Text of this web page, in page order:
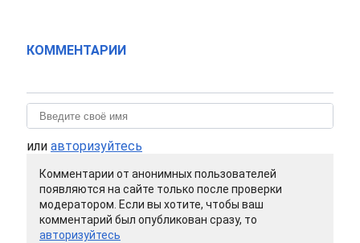
КОММЕНТАРИИ
или авторизуйтесь
Комментарии от анонимных пользователей
появляются на сайте только после проверки
модератором. Если вы хотите, чтобы ваш
комментарий был опубликован сразу, то
авторизуйтесь